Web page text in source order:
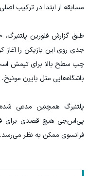
مسابقه از ابتدا در ترکیب
طبق گزارش فلورین پلتنبرگ،
جدی روی این بازیکن را آغاز
چپ سطح بالا برای تیمش است.
باشگاه‌هایی مثل بایرن مونیخ،
پلتنبرگ همچنین مدعی
پی‌اس‌جی هیچ قصدی برای
فرانسوی ممکن به نظر می‌رسد.